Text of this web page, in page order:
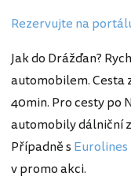
Rezervujte na
Jak do Drážďan?
automobilem. Cesta
40min. Pro cesty po
automobily dálniční
Případně s Eurolines
v promo akci.